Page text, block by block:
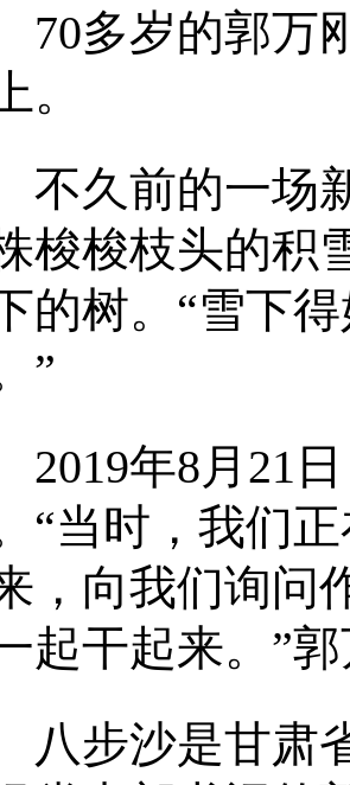
多岁的郭万刚
。
久前的一场新
梭梭枝头的积
的树。“雪下
”
年8月21日
“当时，我们
，向我们询问
起干起来。”
步沙是甘肃省